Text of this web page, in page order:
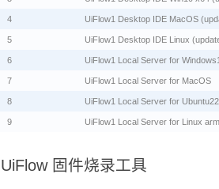
4 UiFlow1 Desktop IDE MacOS
5 UiFlow1 Desktop IDE Linux
6 UiFlow1 Local Server for
7 UiFlow1 Local Server for MacOS
8 UiFlow1 Local Server for
9 UiFlow1 Local Server for Linux
UiFlow 固件烧录工具